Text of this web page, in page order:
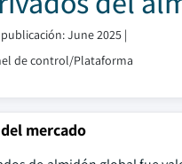
June 2025 |
de control/Plataforma
mercado